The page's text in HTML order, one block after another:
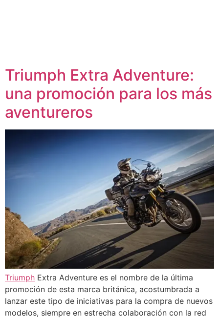
Triumph Extra Adventure:
una promoción para los más
aventureros
Triumph Extra Adventure es el nombre de la última
promoción de esta marca británica, acostumbrada a
lanzar este tipo de iniciativas para la compra de nuevos
modelos, siempre en estrecha colaboración con la red